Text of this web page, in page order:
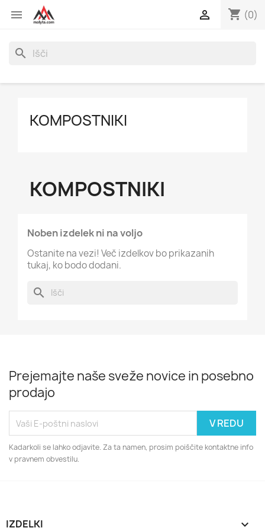
 shopping_cart (0)

search
KOMPOSTNIKI
KOMPOSTNIKI
Noben izdelek ni na voljo
Ostanite na vezi! Več izdelkov bo prikazanih
tukaj, ko bodo dodani.
search
Prejemajte naše sveže novice in posebno
prodajo
Kadarkoli se lahko odjavite. Za ta namen, prosim poiščite kontaktne info
v pravnem obvestilu.
IZDELKI 